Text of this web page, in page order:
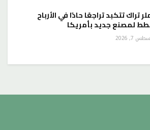
تراك تتكبد تراجعًا حادًا في الأرباح
لمصنع جديد بأمريكا
7, 2026